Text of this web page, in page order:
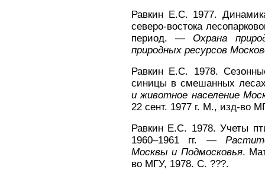
Равкин Е.С. 1977.
северо-востока
период. — Охрана
природных ресурсов
Равкин Е.С. 1978.
синицы в смешанных
и животное население
22 сент. 1977 г. М., изд-во
Равкин Е.С. 1978. Учеты
1960–1961 гг. —
Москвы и Подмосковья.
во МГУ, 1978. С. ???.